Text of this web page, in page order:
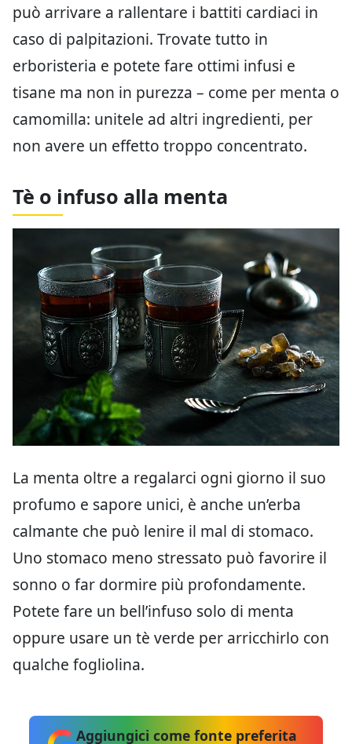
può arrivare a rallentare i battiti cardiaci in
caso di palpitazioni. Trovate tutto in
erboristeria e potete fare ottimi infusi e
tisane ma non in purezza – come per menta o
camomilla: unitele ad altri ingredienti, per
non avere un effetto troppo concentrato.
Tè o infuso alla menta
La menta oltre a regalarci ogni giorno il suo
profumo e sapore unici, è anche un’erba
calmante che può lenire il mal di stomaco.
Uno stomaco meno stressato può favorire il
sonno o far dormire più profondamente.
Potete fare un bell’infuso solo di menta
oppure usare un tè verde per arricchirlo con
qualche fogliolina.
Aggiungici come fonte preferita